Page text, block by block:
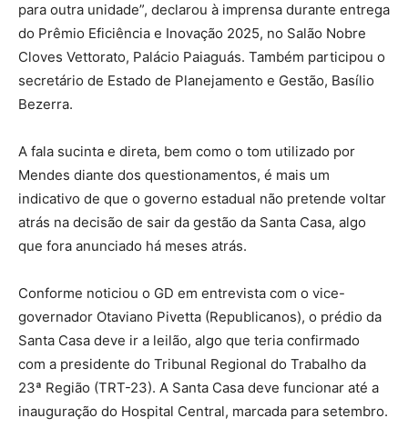
para outra unidade”, declarou à imprensa durante entrega
do Prêmio Eficiência e Inovação 2025, no Salão Nobre
Cloves Vettorato, Palácio Paiaguás. Também participou o
secretário de Estado de Planejamento e Gestão, Basílio
Bezerra.
A fala sucinta e direta, bem como o tom utilizado por
Mendes diante dos questionamentos, é mais um
indicativo de que o governo estadual não pretende voltar
atrás na decisão de sair da gestão da Santa Casa, algo
que fora anunciado há meses atrás.
Conforme noticiou o GD em entrevista com o vice-
governador Otaviano Pivetta (Republicanos), o prédio da
Santa Casa deve ir a leilão, algo que teria confirmado
com a presidente do Tribunal Regional do Trabalho da
23ª Região (TRT-23). A Santa Casa deve funcionar até a
inauguração do Hospital Central, marcada para setembro.